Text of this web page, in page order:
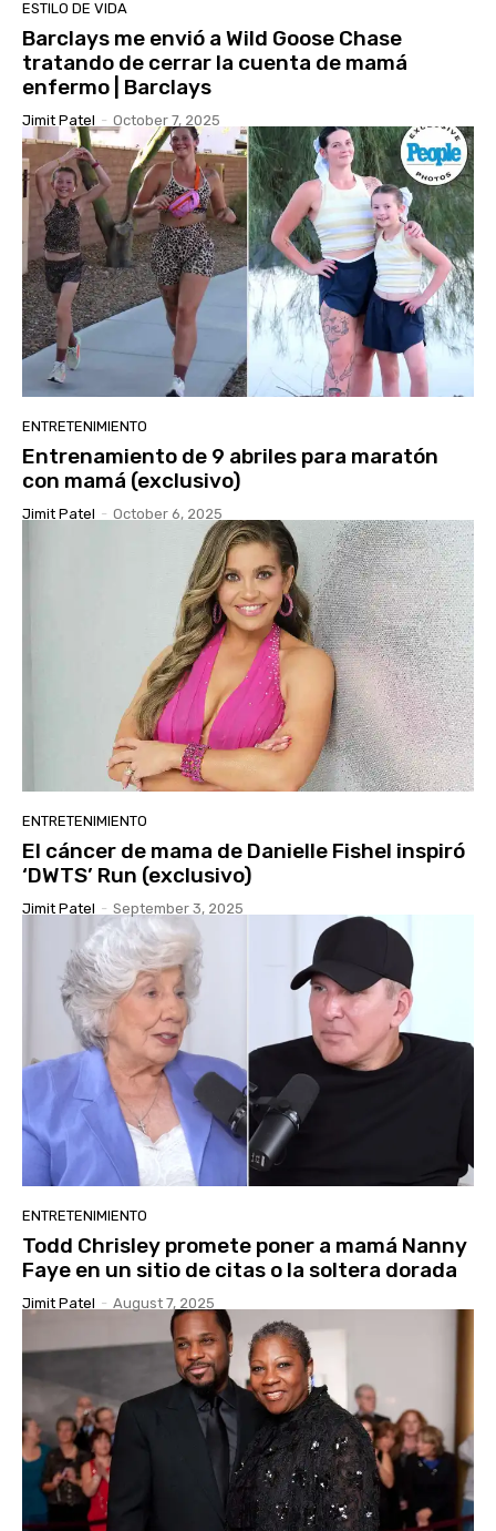
ESTILO DE VIDA
Barclays me envió a Wild Goose Chase
tratando de cerrar la cuenta de mamá
enfermo | Barclays
Jimit Patel - October 7, 2025
ENTRETENIMIENTO
Entrenamiento de 9 abriles para maratón
con mamá (exclusivo)
Jimit Patel - October 6, 2025
ENTRETENIMIENTO
El cáncer de mama de Danielle Fishel inspiró
‘DWTS’ Run (exclusivo)
Jimit Patel - September 3, 2025
ENTRETENIMIENTO
Todd Chrisley promete poner a mamá Nanny
Faye en un sitio de citas o la soltera dorada
Jimit Patel - August 7, 2025